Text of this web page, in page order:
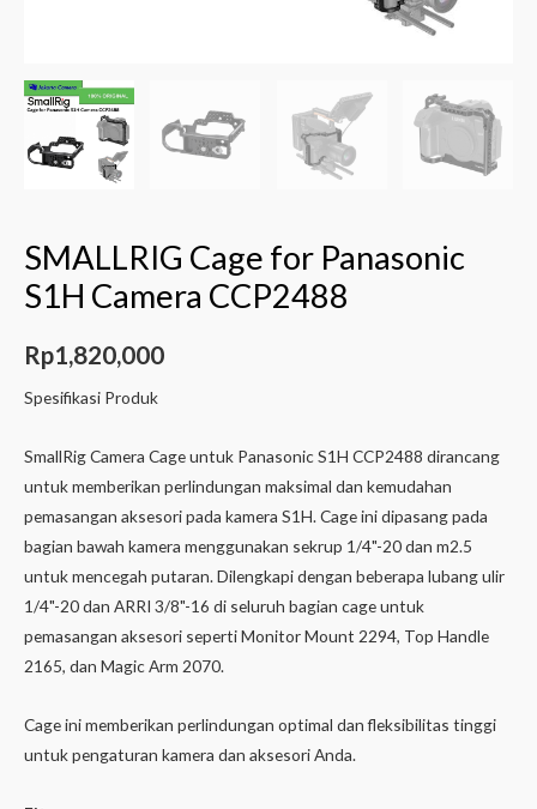
SMALLRIG Cage for Panasonic
S1H Camera CCP2488
Rp1,820,000
Spesifikasi Produk
SmallRig Camera Cage untuk Panasonic S1H CCP2488 dirancang
untuk memberikan perlindungan maksimal dan kemudahan
pemasangan aksesori pada kamera S1H. Cage ini dipasang pada
bagian bawah kamera menggunakan sekrup 1/4"-20 dan m2.5
untuk mencegah putaran. Dilengkapi dengan beberapa lubang ulir
1/4"-20 dan ARRI 3/8"-16 di seluruh bagian cage untuk
pemasangan aksesori seperti Monitor Mount 2294, Top Handle
2165, dan Magic Arm 2070.
Cage ini memberikan perlindungan optimal dan fleksibilitas tinggi
untuk pengaturan kamera dan aksesori Anda.